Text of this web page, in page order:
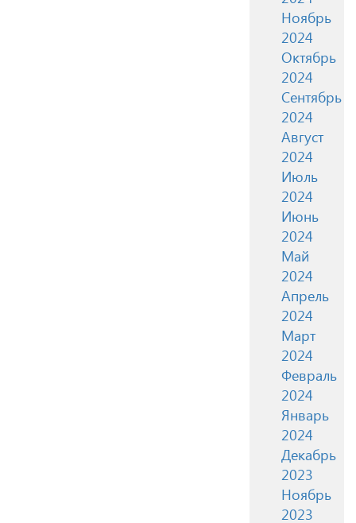
Ноябрь
2024
Октябрь
2024
Сентябрь
2024
Август
2024
Июль
2024
Июнь
2024
Май
2024
Апрель
2024
Март
2024
Февраль
2024
Январь
2024
Декабрь
2023
Ноябрь
2023